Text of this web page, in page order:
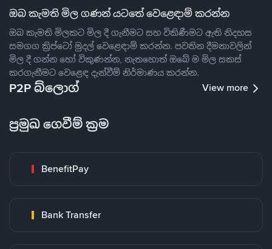
ඔබ කැමති මිල ගණන් යටතේ වෙළෙඳාම් කරන්න
ඔබ කැමති මිලකට මිල දී ගැනීමට සහ විකිණීමට ඇති නිදහස
සමගග ක්‍රිප්ටෝ මුදල් වෙළෙඳාම් කරන්න. පවතින දීමනාවලින්
මිල දී ගන්න හෝ විකුණන්න, නැතහොත් ඔබේ ම මිල සකස්
කරගැනීමට වෙළෙඳ දැන්වීම් නිර්මාණය කරන්න.
P2P බ්ලොග් View more
ප්‍රමුඛ ගෙවීම් ක්‍රම
BenefitPay
Bank Transfer